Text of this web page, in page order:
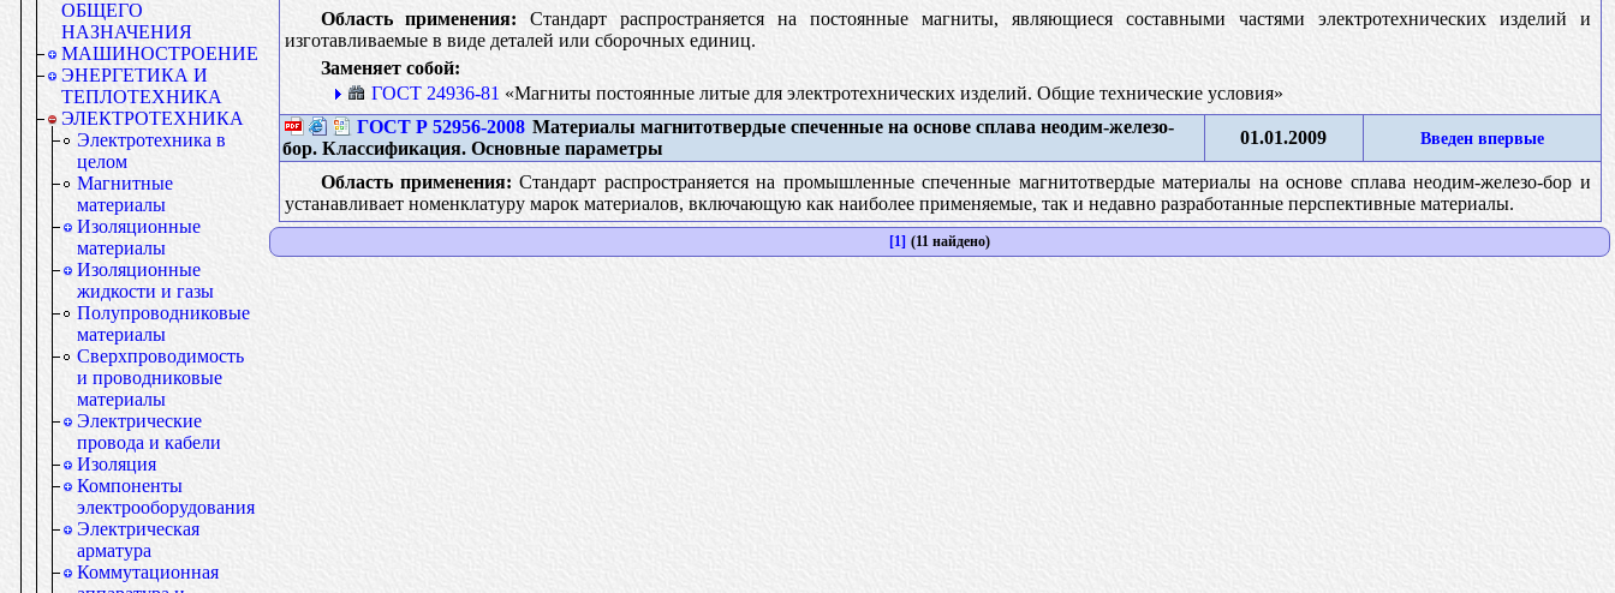
ОБЩЕГО
НАЗНАЧЕНИЯ
МАШИНОСТРОЕНИЕ
ЭНЕРГЕТИКА И
ТЕПЛОТЕХНИКА
ЭЛЕКТРОТЕХНИКА
Электротехника в
целом
Магнитные
материалы
Изоляционные
материалы
Изоляционные
жидкости и газы
Полупроводниковые
материалы
Сверхпроводимость
и проводниковые
материалы
Электрические
провода и кабели
Изоляция
Компоненты
электрооборудования
Электрическая
арматура
Коммутационная
Область применения: Стандарт распространяется на постоянные магниты, являющиеся составными частями электротехнических изделий и
изготавливаемые в виде деталей или сборочных единиц.
Заменяет собой:
ГОСТ 24936-81 «Магниты постоянные литые для электротехнических изделий. Общие технические условия»
ГОСТ Р 52956-2008 Материалы магнитотвердые спеченные на основе сплава неодим-железо-
бор. Классификация. Основные параметры
01.01.2009 Введен впервые
Область применения: Стандарт распространяется на промышленные спеченные магнитотвердые материалы на основе сплава неодим-железо-бор и
устанавливает номенклатуру марок материалов, включающую как наиболее применяемые, так и недавно разработанные перспективные материалы.
[1] (11 найдено)